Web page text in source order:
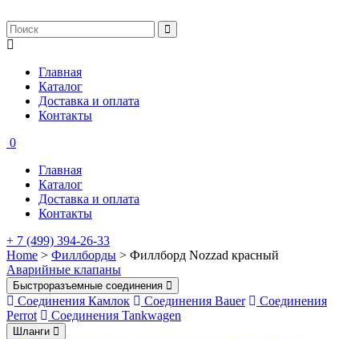
Главная
Каталог
Доставка и оплата
Контакты
0
Главная
Каталог
Доставка и оплата
Контакты
+ 7 (499) 394-26-33
Home > Филлборды > Филлборд Nozzad красный
Аварийные клапаны
Быстроразъемные соединения
Соединения Камлок Соединения Bauer
Соединения
Perrot
Соединения Tankwagen
Шланги